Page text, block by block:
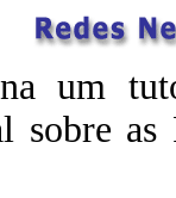
um
sobre as